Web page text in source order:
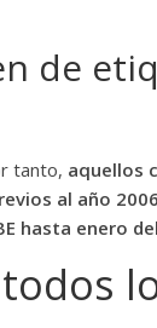
de
tanto, aquellos
al año
hasta enero